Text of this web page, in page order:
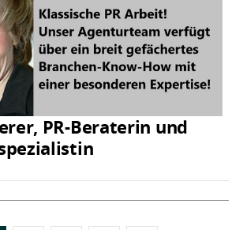
PR-Beraterin und